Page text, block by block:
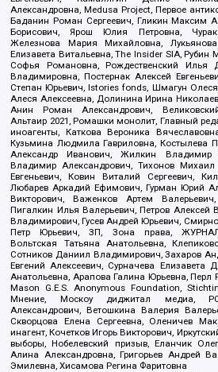
Александровна, Medusa Project, Первое
Баданин Роман Сергеевич, Гликин Максим
Борисович, Ярош Юлия Петровна,
Железнова Мария Михайловна,
Елизавета Витальевна, The Insider SIA,
Софья Романовна, Рождественский Илья
Владимировна, Постернак Алексей
Степан Юрьевич, Istories fonds, Шмагун
Алеся Алексеевна, Долинина Ирина
Анин Роман Александрович,
Альтаир 2021, Ромашки монолит, Главный
иноагенты, Каткова Вероника
Кузьмина Людмила Гавриловна, Костылева
Александр Иванович, Жилкин Владимир
Владимир Александрович, Тихонов Михаил
Евгеньевич, Ковин Виталий Сергеевич,
Любарев Аркадий Ефимович, Гурман Юрий
Викторович, Важенков Артем
Пигалкин Илья Валерьевич, Петров Алексей
Владимирович, Гусев Андрей Юрьевич,
Петр Юрьевич, ЗП, Зона права,
Вольтская Татьяна Анатольевна,
Сотников Даниил Владимирович, Захаров
Евгений Алексеевич, Сурначева Елизавета
Анатольевна, Арапова Галина Юрьевна,
Mason G.E.S. Anonymous Foundation,
Мнение, Москоу диджитал медиа,
Александрович, Ветошкина Валерия
Скворцова Елена Сергеевна, Оленичев
инагент, Кочетков Игорь Викторович,
выборы, Нобелевский призыв, Еланчик
Алина Александровна, Григорьев Андрей
Эмилевна, Хисамова Регина Фаритовна